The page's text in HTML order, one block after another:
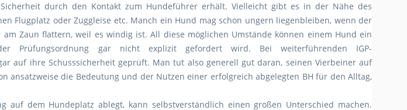
durch den Kontakt zum Hundeführer erhält. Vielleicht gibt es in der Nähe des
Flugplatz oder Zuggleise etc. Manch ein Hund mag schon ungern liegenbleiben, wenn der
Zaun flattern, weil es windig ist. All diese möglichen Umstände können einem Hund ein
Prüfungsordnung gar nicht explizit gefordert wird. Bei weiterführenden IGP-
auf ihre Schusssicherheit geprüft. Man tut also generell gut daran, seinen Vierbeiner auf
ansatzweise die Bedeutung und der Nutzen einer erfolgreich abgelegten BH für den Alltag,
auf dem Hundeplatz ablegt, kann selbstverständlich einen großen Unterschied machen.